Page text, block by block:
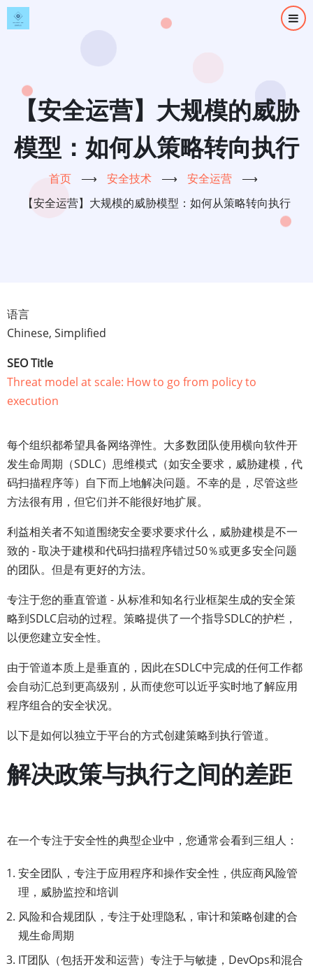
跳
转
【安全运营】大规模的威胁
模型：如何从策略转向执行
首页 ⟶ 安全技术 ⟶ 安全运营
⟶
【安全运营】大规模的威胁模型：如何从策略转向执行
语言
Chinese, Simplified
SEO Title
Threat model at scale: How to go from policy to
execution
每个组织都希望具备网络弹性。大多数团队使用横向软件开
发生命周期（SDLC）思维模式（如安全要求，威胁建模，代
码扫描程序等）自下而上地解决问题。不幸的是，尽管这些
方法很有用，但它们并不能很好地扩展。
利益相关者不知道围绕安全要求要求什么，威胁建模是不一
致的 - 取决于建模和代码扫描程序错过50％或更多安全问题
的团队。但是有更好的方法。
专注于您的垂直管道 - 从标准和知名行业框架生成的安全策
略到SDLC启动的过程。策略提供了一个指导SDLC的护栏，
以便您建立安全性。
由于管道本质上是垂直的，因此在SDLC中完成的任何工作都
会自动汇总到更高级别，从而使您可以近乎实时地了解应用
程序组合的安全状况。
以下是如何以独立于平台的方式创建策略到执行管道。
解决政策与执行之间的差距
在一个专注于安全性的典型企业中，您通常会看到三组人：
安全团队，专注于应用程序和操作安全性，供应商风险管
理，威胁监控和培训
风险和合规团队，专注于处理隐私，审计和策略创建的合
规生命周期
IT团队（包括开发和运营）专注于与敏捷，DevOps和混合